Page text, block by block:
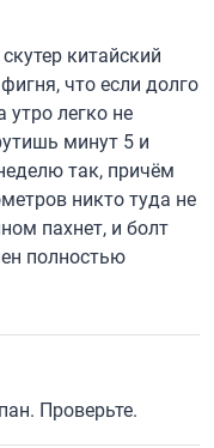
китайский
что если долго
утро легко не
минут 5 и
так, причём
никто туда не
пахнет, и болт
полностью
Проверьте.